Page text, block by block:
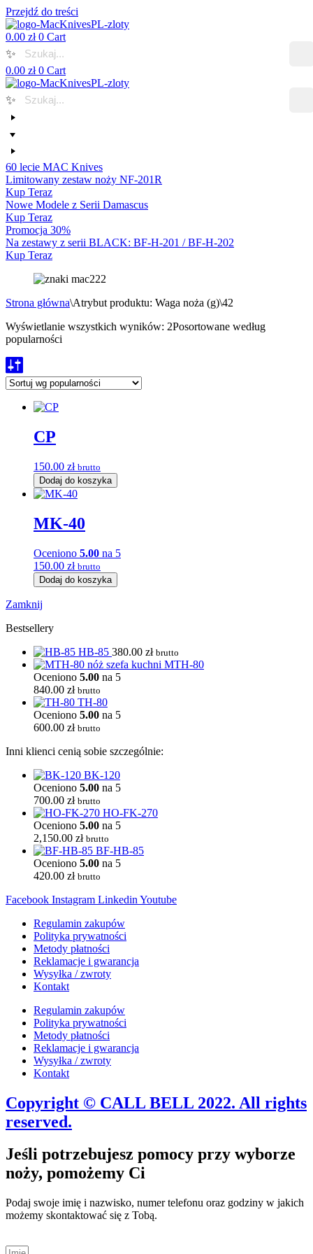
Przejdź do treści
0.00 zł 0 Cart
✨
0.00 zł 0 Cart
✨
60 lecie MAC Knives
Limitowany zestaw noży NF-201R
Kup Teraz
Nowe Modele z Serii Damascus
Kup Teraz
Promocja 30%
Na zestawy z serii BLACK: BF-H-201 / BF-H-202
Kup Teraz
Strona główna\Atrybut produktu: Waga noża (g)\42
Wyświetlanie wszystkich wyników: 2Posortowane według
popularności
CP
150.00 zł brutto
Dodaj do koszyka
MK-40
Oceniono 5.00 na 5
150.00 zł brutto
Dodaj do koszyka
Zamknij
Bestsellery
HB-85 380.00 zł brutto
MTH-80
Oceniono 5.00 na 5
840.00 zł brutto
TH-80
Oceniono 5.00 na 5
600.00 zł brutto
Inni klienci cenią sobie szczególnie:
BK-120
Oceniono 5.00 na 5
700.00 zł brutto
HO-FK-270
Oceniono 5.00 na 5
2,150.00 zł brutto
BF-HB-85
Oceniono 5.00 na 5
420.00 zł brutto
Facebook Instagram Linkedin Youtube
Regulamin zakupów
Polityka prywatności
Metody płatności
Reklamacje i gwarancja
Wysyłka / zwroty
Kontakt
Regulamin zakupów
Polityka prywatności
Metody płatności
Reklamacje i gwarancja
Wysyłka / zwroty
Kontakt
Copyright © CALL BELL 2022. All rights
reserved.
Jeśli potrzebujesz pomocy przy wyborze
noży, pomożemy Ci
Podaj swoje imię i nazwisko, numer telefonu oraz godziny w jakich
możemy skontaktować się z Tobą.